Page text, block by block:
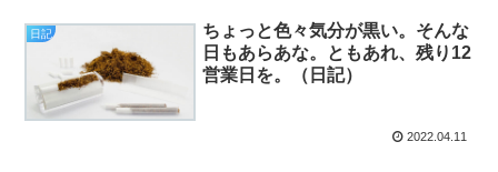
日記
ちょっと色々気分が黒い。そんな
日もあらあな。ともあれ、残り12
営業日を。（日記）
2022.04.11